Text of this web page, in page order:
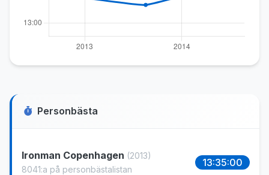
Personbästa
Ironman Copenhagen (2013)
8041:a på personbästalistan
13:35:00